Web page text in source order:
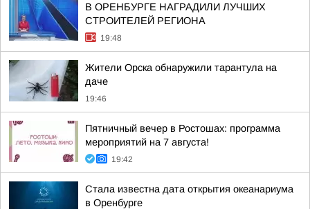
В ОРЕНБУРГЕ НАГРАДИЛИ ЛУЧШИХ
СТРОИТЕЛЕЙ РЕГИОНА
19:48
Жители Орска обнаружили тарантула на
даче
19:46
Пятничный вечер в Ростошах: программа
мероприятий на 7 августа!
19:42
Стала известна дата открытия океанариума
в Оренбурге